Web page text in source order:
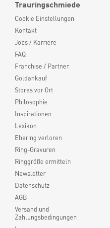
Trauringschmiede
Cookie Einstellungen
Kontakt
Jobs / Karriere
FAQ
Franchise / Partner
Goldankauf
Stores vor Ort
Philosophie
Inspirationen
Lexikon
Ehering verloren
Ring-Gravuren
Ringgröße ermitteln
Newsletter
Datenschutz
AGB
Versand und
Zahlungsbedingungen